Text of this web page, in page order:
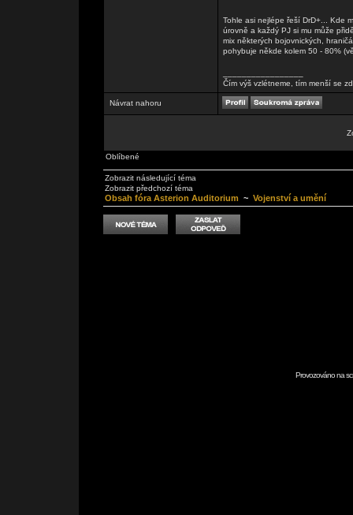
Tohle asi nejlépe řeší DrD+... Kde
úrovně a každý PJ si mu může
mix některých bojovnických,
pohybuje někde kolem 50 - 80%
Čím výš vzlétneme, tím menší se
Návrat nahoru
Oblíbené
Zobrazit následující téma
Zobrazit předchozí téma
Obsah fóra Asterion Auditorium ~ Vojenství a umění
Provozováno na